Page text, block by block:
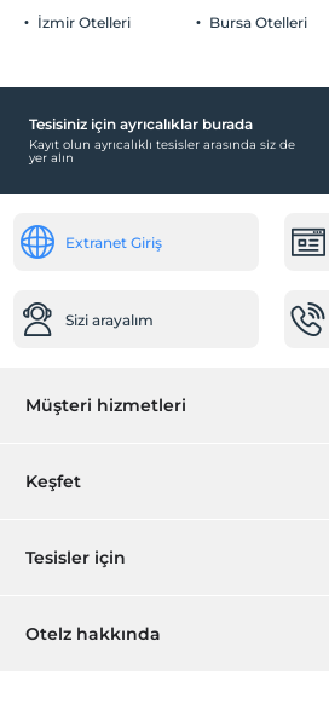
Resepsiyon Hizmetleri
Kuaför/Güzellik salonu
Günlük temizlik hizmeti
Havaalanı servisi (ücretli)
Havuz
Kapalı Yüzme Havuzu (sezonluk)
İzmir Otelleri Bursa Otelleri
Tesisiniz için ayrıcalıklar burada
Kayıt olun ayrıcalıklı tesisler arasında siz de
yer alın
Extranet Giriş
Sizi arayalım
Müşteri hizmetleri
Rezervasyon yönet
Keşfet
Hediye Kart
Tesisler için
Hemen tesisinizi ekleyin
Otelz hakkında